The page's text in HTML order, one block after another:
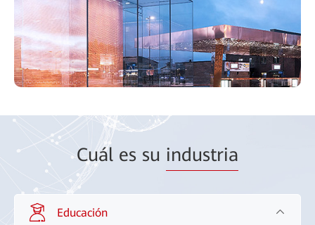
Cuál es su industria
Educación